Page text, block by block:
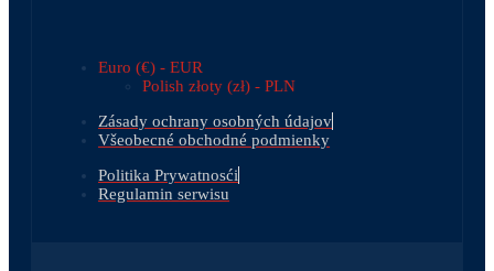
Euro (€) - EUR
Polish złoty (zł) - PLN
Zásady ochrany osobných údajov
Všeobecné obchodné podmienky
Politika Prywatnosći
Regulamin serwisu